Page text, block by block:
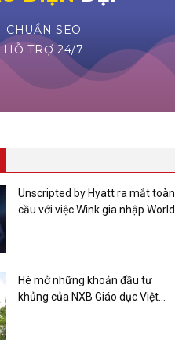
Unscripted by Hyatt ra mắt toàn
cầu với việc Wink gia nhập World
Hé mở những khoản đầu tư
khủng của NXB Giáo dục Việt